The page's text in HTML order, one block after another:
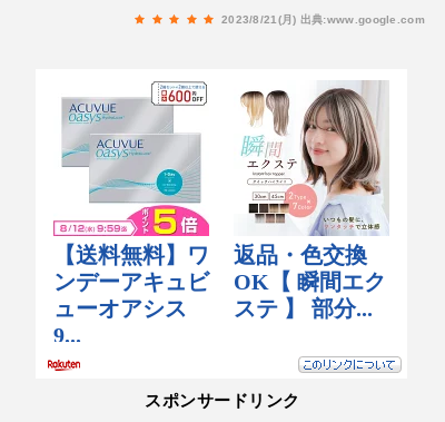
2023/8/21(月) 出典:www.google.com
スポンサードリンク